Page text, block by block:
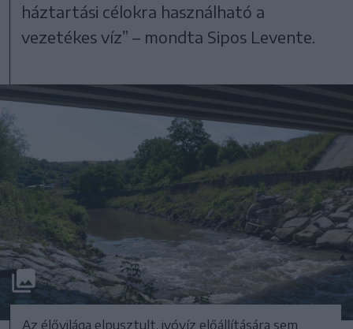
háztartási célokra használható a
vezetékes víz” – mondta Sipos Levente.
Az élővilága elpusztult, ivóvíz előállítására sem